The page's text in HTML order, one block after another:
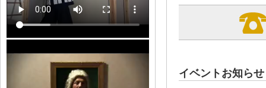
イベントお知らせ